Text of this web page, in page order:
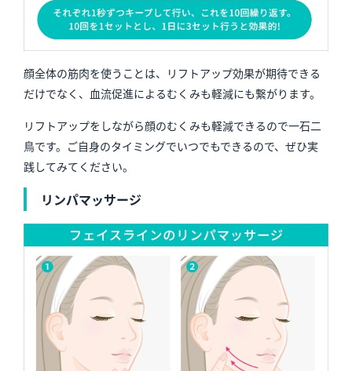
顔全体の筋肉を使うことは、リフトアップ効果が期待できる
だけでなく、血流促進によるむくみも軽減にも繋がります。
リフトアップをしながら顔のむくみも軽減できるので一石二
鳥です。ご自身のタイミングでいつでもできるので、ぜひ実
践してみてください。
リンパマッサージ